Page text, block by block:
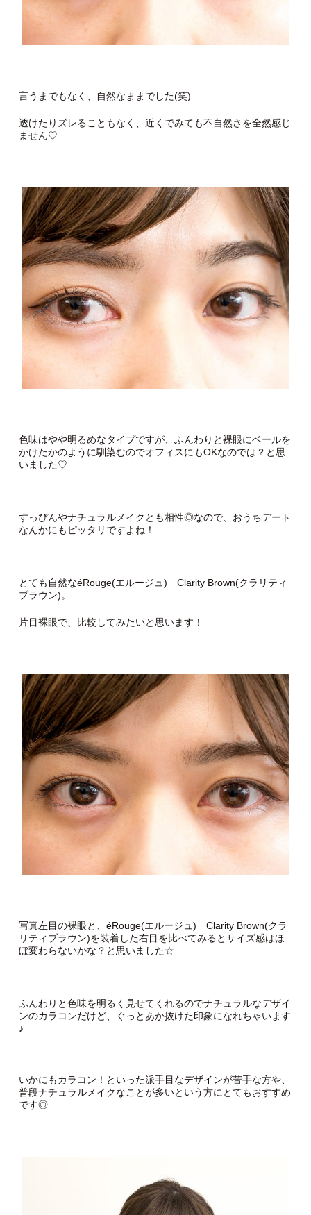
言うまでもなく、自然なままでした(笑)
透けたりズレることもなく、近くでみても不自然さを全然感じ
ません♡
色味はやや明るめなタイプですが、ふんわりと裸眼にベールを
かけたかのように馴染むのでオフィスにもOKなのでは？と思
いました♡
すっぴんやナチュラルメイクとも相性◎なので、おうちデート
なんかにもピッタリですよね！
とても自然なéRouge(エルージュ) Clarity Brown(クラリティ
ブラウン)。
片目裸眼で、比較してみたいと思います！
写真左目の裸眼と、éRouge(エルージュ) Clarity Brown(クラ
リティブラウン)を装着した右目を比べてみるとサイズ感はほ
ぼ変わらないかな？と思いました☆
ふんわりと色味を明るく見せてくれるのでナチュラルなデザイ
ンのカラコンだけど、ぐっとあか抜けた印象になれちゃいます
♪
いかにもカラコン！といった派手目なデザインが苦手な方や、
普段ナチュラルメイクなことが多いという方にとてもおすすめ
です◎